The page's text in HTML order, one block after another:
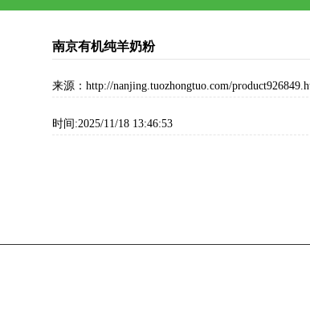
南京有机纯羊奶粉
来源：http://nanjing.tuozhongtuo.com/
时间:2025/11/18 13:46:53